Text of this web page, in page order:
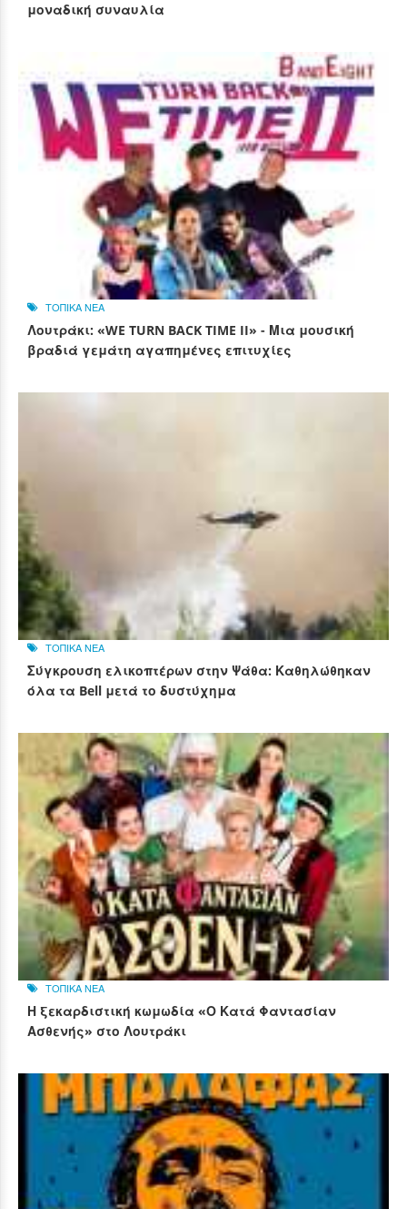
μοναδική συναυλία
ΤΟΠΙΚΑ ΝΕΑ
Λουτράκι: «WE TURN BACK TIME II» - Μια μουσική
βραδιά γεμάτη αγαπημένες επιτυχίες
ΤΟΠΙΚΑ ΝΕΑ
Σύγκρουση ελικοπτέρων στην Ψάθα: Καθηλώθηκαν
όλα τα Bell μετά το δυστύχημα
ΤΟΠΙΚΑ ΝΕΑ
Η ξεκαρδιστική κωμωδία «Ο Κατά Φαντασίαν
Ασθενής» στο Λουτράκι